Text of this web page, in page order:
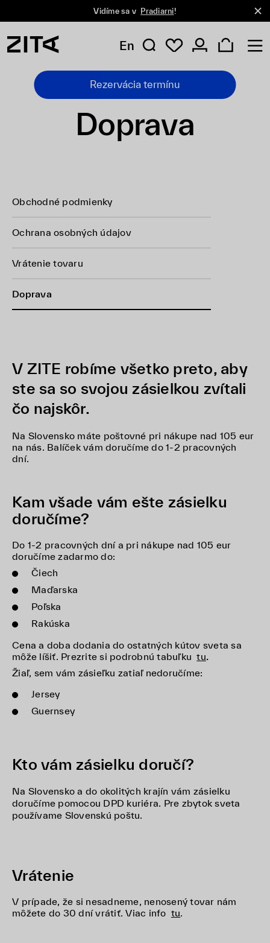
Vidíme sa v Pradiarni!
En
Rezervácia termínu
Doprava
Obchodné podmienky
Ochrana osobných údajov
Vrátenie tovaru
Doprava
V ZITE robíme všetko preto, aby
ste sa so svojou zásielkou zvítali
čo najskôr.
Na Slovensko máte poštovné pri nákupe nad 105 eur
na nás. Balíček vám doručíme do 1-2 pracovných
dní.
Kam všade vám ešte zásielku
doručíme?
Do 1-2 pracovných dní a pri nákupe nad 105 eur
doručíme zadarmo do:
Čiech
Maďarska
Poľska
Rakúska
Cena a doba dodania do ostatných kútov sveta sa
môže líšiť. Prezrite si podrobnú tabuľku tu.
Žiaľ, sem vám zásieľku zatiaľ nedoručíme:
Jersey
Guernsey
Kto vám zásielku doručí?
Na Slovensko a do okolitých krajín vám zásielku
doručíme pomocou DPD kuriéra. Pre zbytok sveta
používame Slovenskú poštu.
Vrátenie
V prípade, že si nesadneme, nenosený tovar nám
môžete do 30 dní vrátiť. Viac info tu.